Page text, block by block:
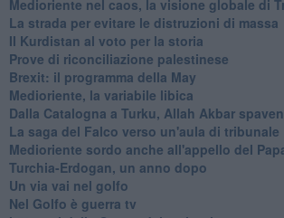
Medioriente nel caos, la visione globale di
La strada per evitare le distruzioni di massa
Il Kurdistan al voto per la storia
Prove di riconciliazione palestinese
Brexit: il programma della May
Medioriente, la variabile libica
Dalla Catalogna a Turku, Allah Akbar
La saga del Falco verso un'aula di tribunale
Medioriente sordo anche all'appello del
Turchia-Erdogan, un anno dopo
Un via vai nel golfo
Nel Golfo è guerra tv